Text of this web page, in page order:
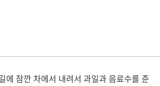
에 잠깐 차에서 내려서 과일과 음료수를 준